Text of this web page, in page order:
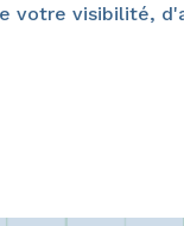
votre visibilité,